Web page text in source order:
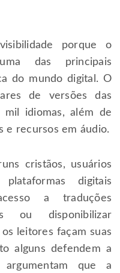
porque o
das principais
do mundo digital. O
de versões das
mil idiomas, além de
e recursos em áudio.
cristãos, usuários
digitais
a traduções
ou disponibilizar
leitores façam suas
alguns defendem a
que a